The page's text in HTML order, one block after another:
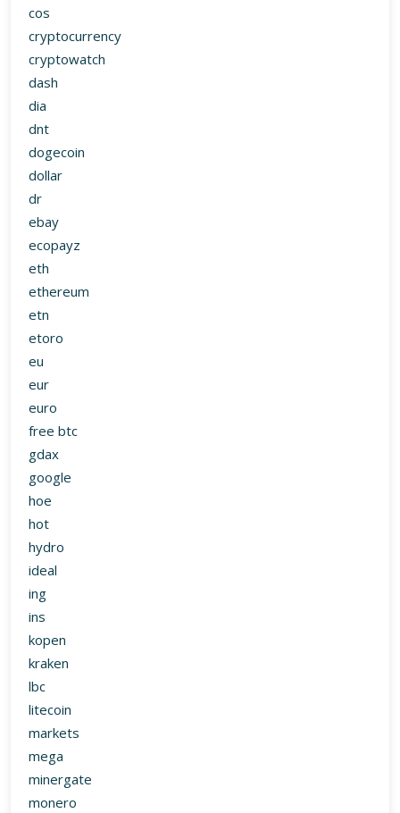
cos
cryptocurrency
cryptowatch
dash
dia
dnt
dogecoin
dollar
dr
ebay
ecopayz
eth
ethereum
etn
etoro
eu
eur
euro
free btc
gdax
google
hoe
hot
hydro
ideal
ing
ins
kopen
kraken
lbc
litecoin
markets
mega
minergate
monero